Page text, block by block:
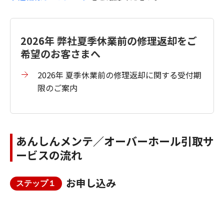
2026年 弊社夏季休業前の修理返却をご
希望のお客さまへ
2026年 夏季休業前の修理返却に関する受付期
限のご案内
あんしんメンテ／オーバーホール引取サ
ービスの流れ
ステップ１ お申し込み